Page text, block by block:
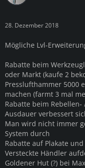
28. Dezember 2018
Mögliche Lvl-
Rabatte beim
oder Markt (kaufe 2
Presslufthammer 5000
machen (farmt 3 mal
Rabatte beim
Ausdauer verbessert
Man wird nicht immer
System durch
Rabatte auf Plakate
Versteckte Händler
Goldener Hut (?) bei